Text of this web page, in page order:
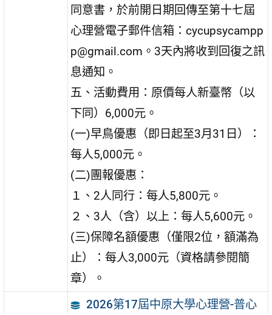
同意書，於前開日期回傳至第十七屆
心理營電子郵件信箱：cycupsycampp
p@gmail.com。3天內將收到回復之訊
息通知。
五、活動費用：原價每人新臺幣（以
下同）6,000元。
(一)早鳥優惠（即日起至3月31日）：
每人5,000元。
(二)團報優惠：
１、2人同行：每人5,800元。
２、3人（含）以上：每人5,600元。
(三)保障名額優惠（僅限2位，額滿為
止）：每人3,000元（資格請參閱簡
章）。
2026第17屆中原大學心理營-普心